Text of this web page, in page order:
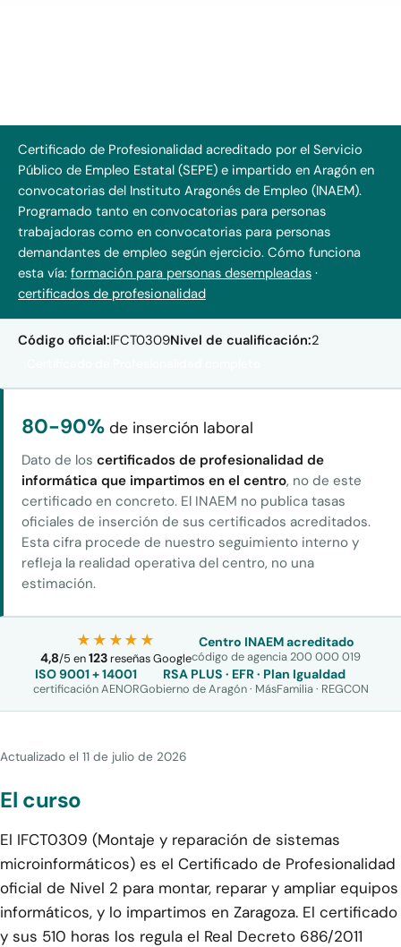
Certificado de Profesionalidad acreditado por el Servicio
Público de Empleo Estatal (SEPE) e impartido en Aragón en
convocatorias del Instituto Aragonés de Empleo (INAEM).
Programado tanto en convocatorias para personas
trabajadoras como en convocatorias para personas
demandantes de empleo según ejercicio. Cómo funciona
esta vía: formación para personas desempleadas ·
certificados de profesionalidad
Código oficial:IFCT0309Nivel de cualificación:2
80-90% de inserción laboral
Dato de los certificados de profesionalidad de
informática que impartimos en el centro, no de este
certificado en concreto. El INAEM no publica tasas
oficiales de inserción de sus certificados acreditados.
Esta cifra procede de nuestro seguimiento interno y
refleja la realidad operativa del centro, no una
estimación.
★★★★★
4,8/5 en123reseñas Google
Centro INAEM acreditado
código de agencia 200 000 019
ISO 9001 + 14001
certificación AENOR
RSA PLUS · EFR · Plan Igualdad
Gobierno de Aragón · MásFamilia · REGCON
Actualizado el 11 de julio de 2026
El curso
El IFCT0309 (Montaje y reparación de sistemas
microinformáticos) es el Certificado de Profesionalidad
oficial de Nivel 2 para montar, reparar y ampliar equipos
informáticos, y lo impartimos en Zaragoza. El certificado
y sus 510 horas los regula el Real Decreto 686/2011